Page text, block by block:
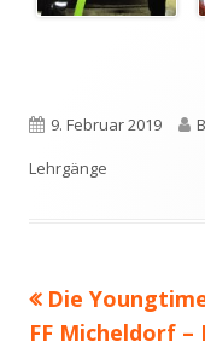
Veröffentlicht
am
9. Februar 2019
Lehrgänge
Vorheriger
Beitrag:
Die
FF Micheldorf –